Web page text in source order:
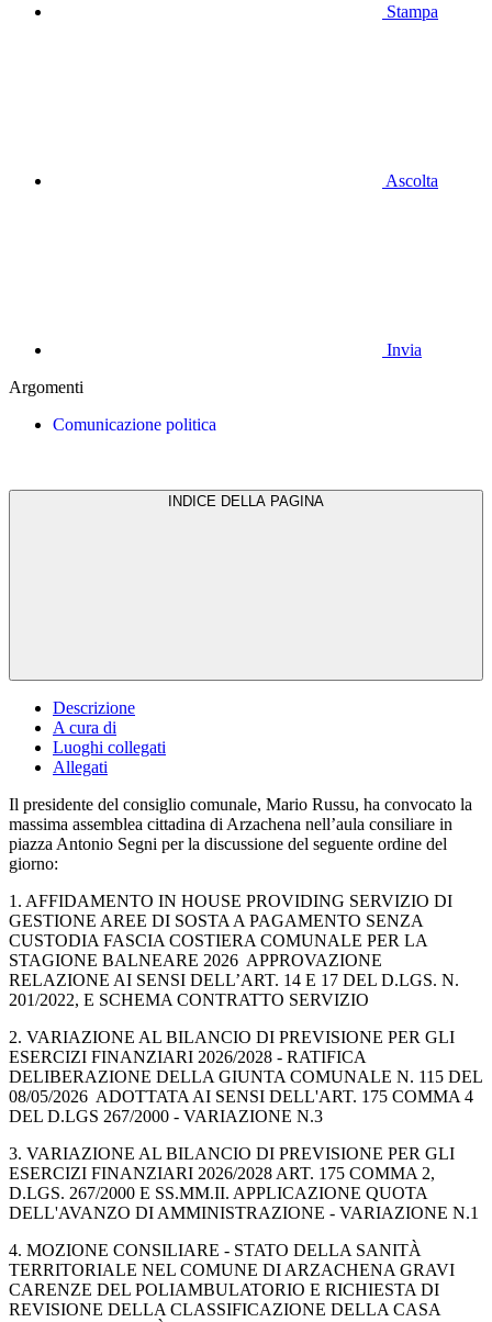
Stampa
Ascolta
Invia
Argomenti
Comunicazione politica
Descrizione
A cura di
Luoghi collegati
Allegati
Il presidente del consiglio comunale, Mario Russu, ha convocato la
massima assemblea cittadina di Arzachena nell’aula consiliare in
piazza Antonio Segni per la discussione del seguente ordine del
giorno:
1. AFFIDAMENTO IN HOUSE PROVIDING SERVIZIO DI
GESTIONE AREE DI SOSTA A PAGAMENTO SENZA
CUSTODIA FASCIA COSTIERA COMUNALE PER LA
STAGIONE BALNEARE 2026 APPROVAZIONE
RELAZIONE AI SENSI DELL’ART. 14 E 17 DEL D.LGS. N.
201/2022, E SCHEMA CONTRATTO SERVIZIO
2. VARIAZIONE AL BILANCIO DI PREVISIONE PER GLI
ESERCIZI FINANZIARI 2026/2028 - RATIFICA
DELIBERAZIONE DELLA GIUNTA COMUNALE N. 115 DEL
08/05/2026 ADOTTATA AI SENSI DELL'ART. 175 COMMA 4
DEL D.LGS 267/2000 - VARIAZIONE N.3
3. VARIAZIONE AL BILANCIO DI PREVISIONE PER GLI
ESERCIZI FINANZIARI 2026/2028 ART. 175 COMMA 2,
D.LGS. 267/2000 E SS.MM.II. APPLICAZIONE QUOTA
DELL'AVANZO DI AMMINISTRAZIONE - VARIAZIONE N.1
4. MOZIONE CONSILIARE - STATO DELLA SANITÀ
TERRITORIALE NEL COMUNE DI ARZACHENA GRAVI
CARENZE DEL POLIAMBULATORIO E RICHIESTA DI
REVISIONE DELLA CLASSIFICAZIONE DELLA CASA